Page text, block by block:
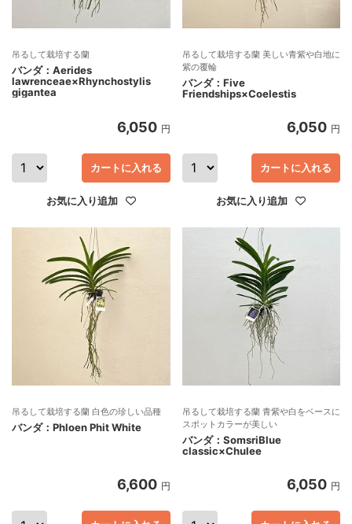
吊るして栽培する蘭
バンダ：Aerides
lawrenceae×Rhynchostylis
gigantea
6,050 円
カートに入れる
お気に入り追加
吊るして栽培する蘭 美しい青紫や白地に
紫の覆輪
バンダ：Five
Friendships×Coelestis
6,050 円
カートに入れる
お気に入り追加
吊るして栽培する蘭 白色の珍しい品種
バンダ：Phloen Phit White
6,600 円
吊るして栽培する蘭 青紫や白をベースに
スポットカラーが美しい
バンダ：SomsriBlue
classic×Chulee
6,050 円